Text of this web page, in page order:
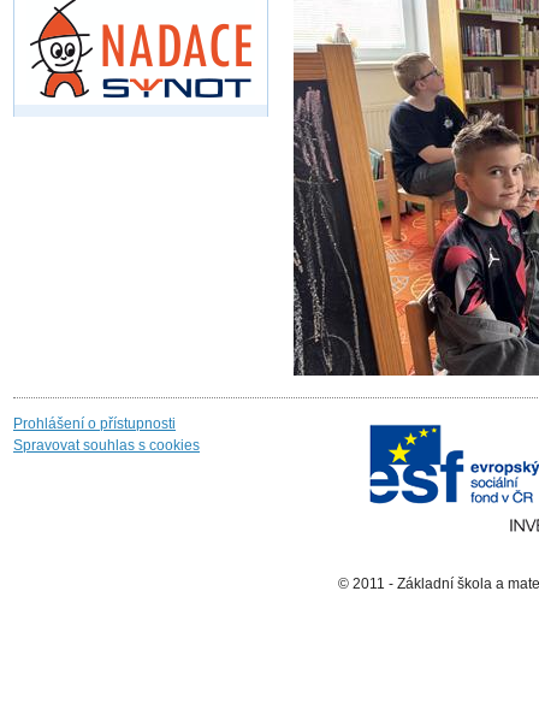
Prohlášení o přístupnosti
Spravovat souhlas s cookies
© 2011 - Základní škola a